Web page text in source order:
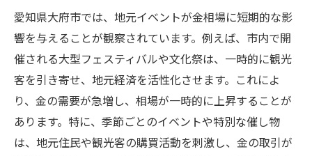
愛知県大府市では、地元イベントが金相場に短期的な影
響を与えることが観察されています。例えば、市内で開
催される大型フェスティバルや文化祭は、一時的に観光
客を引き寄せ、地元経済を活性化させます。これによ
り、金の需要が急増し、相場が一時的に上昇することが
あります。特に、季節ごとのイベントや特別な催し物
は、地元住民や観光客の購買活動を刺激し、金の取引が